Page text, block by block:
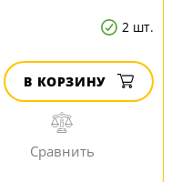
2 шт.
В КОРЗИНУ